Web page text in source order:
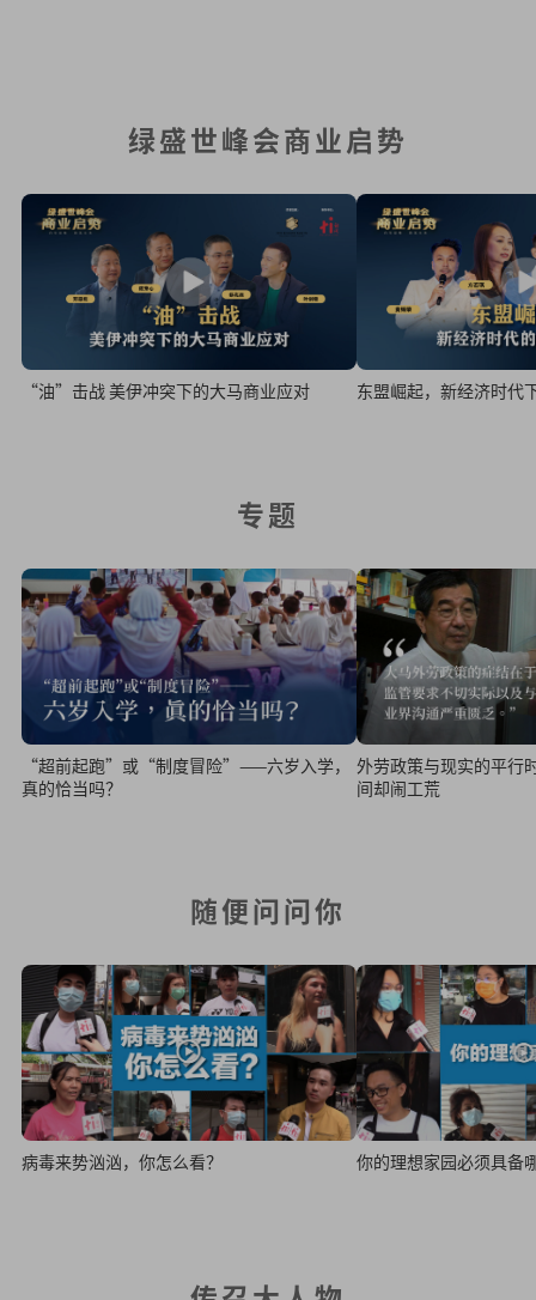
绿盛世峰会商业启势
“油”击战 美伊冲突下的大马商业应对 东盟崛起，新经济时代
专题
“超前起跑”或“制度冒险”——六岁入学，
真的恰当吗？
外劳政策与现实的平行
间却闹工荒
随便问问你
病毒来势汹汹，你怎么看？ 你的理想家园必须具备